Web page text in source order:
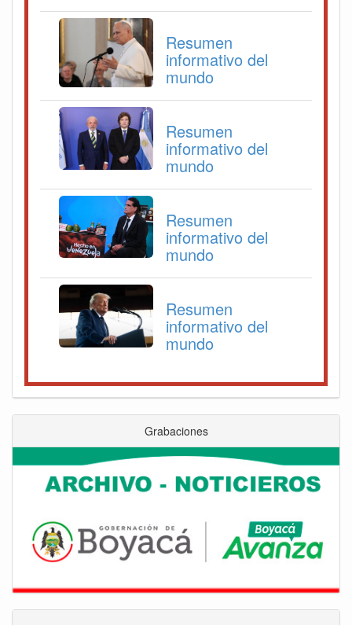
Resumen
informativo del
mundo
Resumen
informativo del
mundo
Resumen
informativo del
mundo
Resumen
informativo del
mundo
Grabaciones